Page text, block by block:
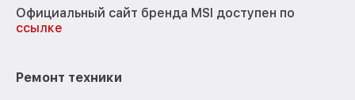
Официальный сайт бренда MSI доступен по
ссылке
Ремонт техники